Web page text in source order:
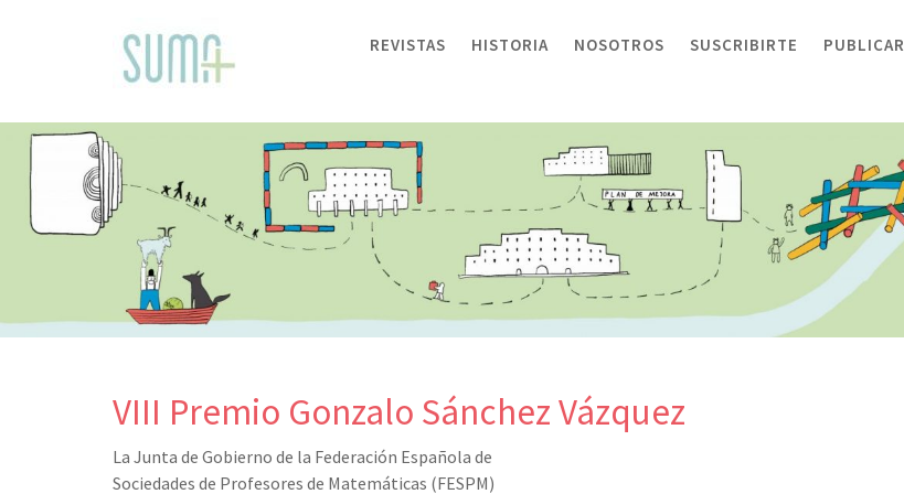
REVISTAS HISTORIA NOSOTROS SUSCRIBIRTE PUBLICAR
VIII Premio Gonzalo Sánchez Vázquez
La Junta de Gobierno de la Federación Española de
Sociedades de Profesores de Matemáticas (FESPM)